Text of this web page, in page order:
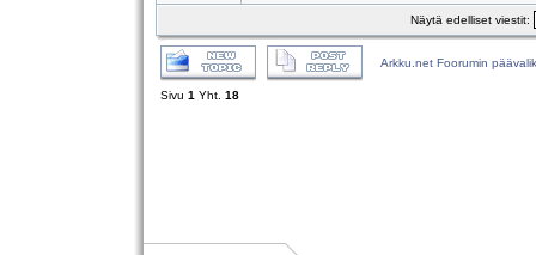
Näytä edelliset viestit:
Arkku.net Foorumin
Sivu 1 Yht. 18